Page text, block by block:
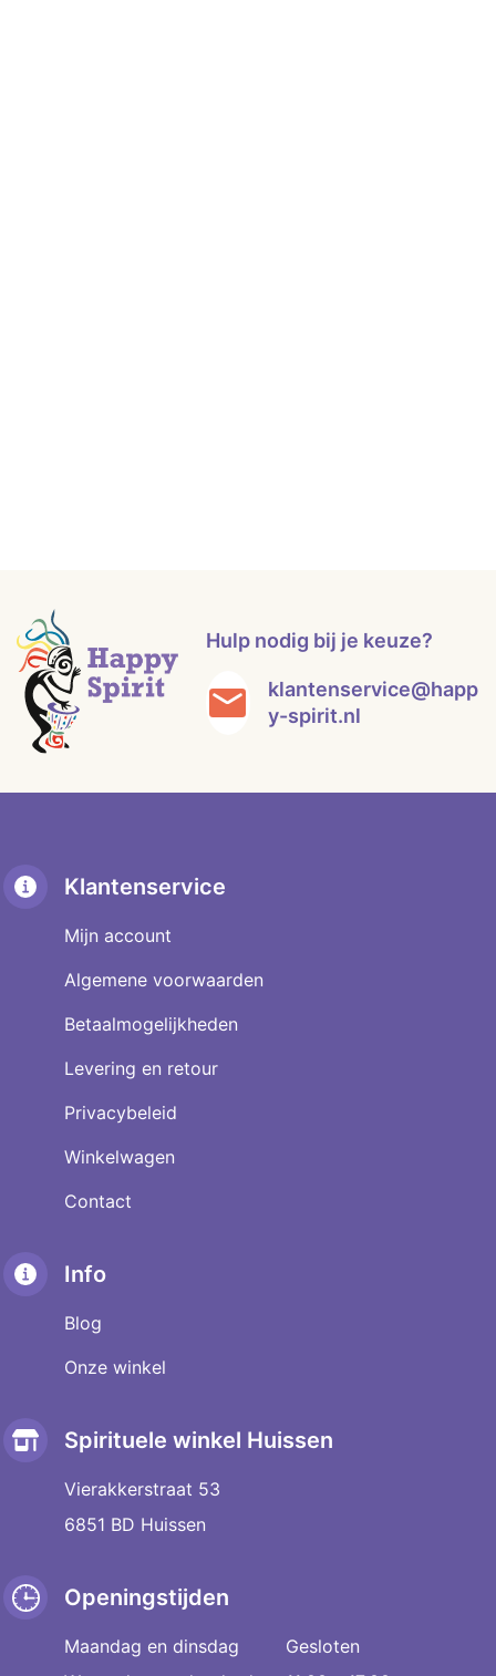
Hulp nodig bij je keuze?
klantenservice@happ
y-spirit.nl
Klantenservice
Mijn account
Algemene voorwaarden
Betaalmogelijkheden
Levering en retour
Privacybeleid
Winkelwagen
Contact
Info
Blog
Onze winkel
Spirituele winkel Huissen
Vierakkerstraat 53
6851 BD Huissen
Openingstijden
Maandag en dinsdag
Gesloten